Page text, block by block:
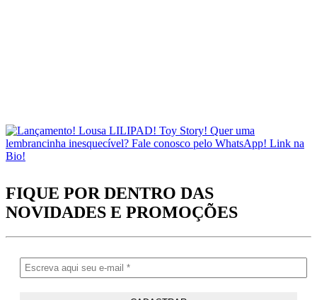
FIQUE POR DENTRO DAS
NOVIDADES E PROMOÇÕES